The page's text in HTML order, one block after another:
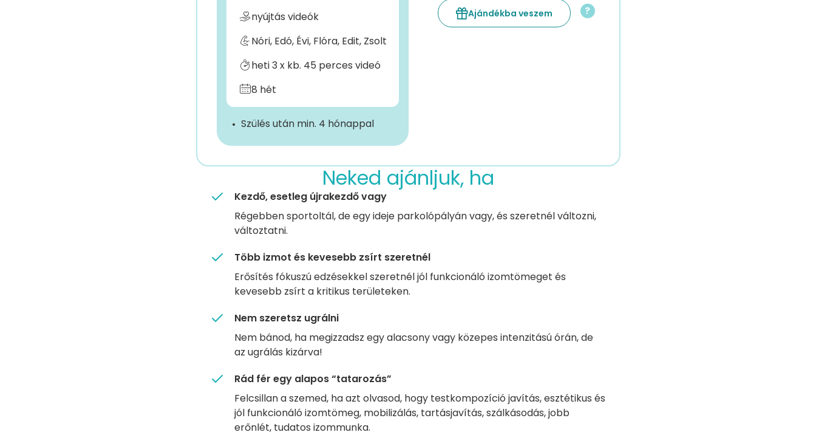
nyújtás videók
Nóri, Edó, Évi, Flóra, Edit, Zsolt
heti 3 x kb. 45 perces videó
8 hét
Szülés után min. 4 hónappal
Ajándékba veszem ?
Neked ajánljuk, ha
Kezdő, esetleg újrakezdő vagy
Régebben sportoltál, de egy ideje parkolópályán vagy, és szeretnél változni,
változtatni.
Több izmot és kevesebb zsírt szeretnél
Erősítés fókuszú edzésekkel szeretnél jól funkcionáló izomtömeget és
kevesebb zsírt a kritikus területeken.
Nem szeretsz ugrálni
Nem bánod, ha megizzadsz egy alacsony vagy közepes intenzitású órán, de
az ugrálás kizárva!
Rád fér egy alapos “tatarozás”
Felcsillan a szemed, ha azt olvasod, hogy testkompozíció javítás, esztétikus és
jól funkcionáló izomtömeg, mobilizálás, tartásjavítás, szálkásodás, jobb
erőnlét, tudatos izommunka.